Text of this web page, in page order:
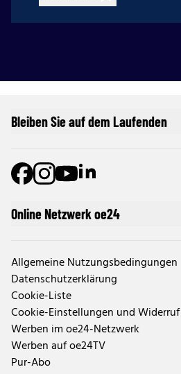
Online Netzwerk oe24
Allgemeine Nutzungsbedingungen
Datenschutzerklärung
Cookie-Liste
Cookie-Einstellungen und Widerruf
Werben im oe24-Netzwerk
Werben auf oe24TV
Pur-Abo
Bleiben Sie auf dem Laufenden